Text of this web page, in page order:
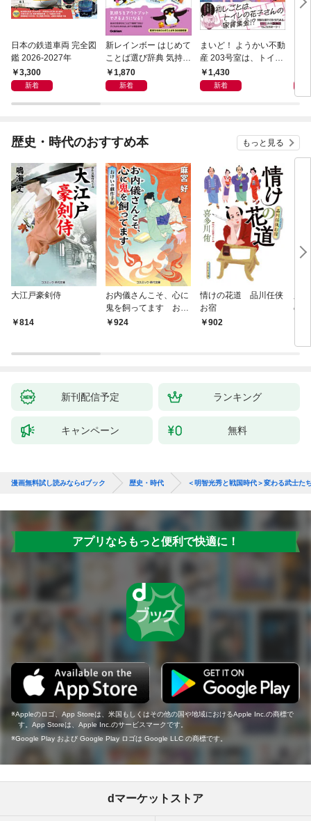
日本の鉄道車両 完全図
鑑 2026-2027年
3,300
新着
新レインボー はじめて
ことば選び辞典 気持ち
のことば
1,870
新着
まいど！ ようかい不動
産 203号室は、トイレ
の花子さんの部屋？
1,430
新着
歴史・時代のおすすめ本 もっと見る
大江戸豪剣侍
814
お内儀さんこそ、心に
鬼を飼ってます おけ
いの戯作手帖
924
情けの花道 品川任侠
お宿
902
の
新刊配信予定 ランキング
キャンペーン 無料
漫画無料試し読みならdブック 歴史・時代 ＜明智光秀と戦国時代＞変わる武士た
アプリならもっと便利で快適に！
Appleのロゴ、App Storeは、米国もしくはその他の国や地域におけるApple Inc.の商標で
す。App Storeは、Apple Inc.のサービスマークです。
Google Play および Google Play ロゴは Google LLC の商標です。
dマーケットストア